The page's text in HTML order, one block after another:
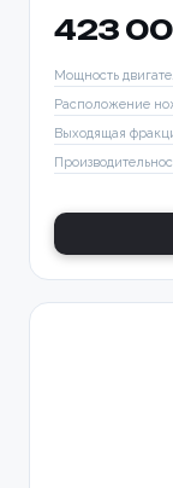
423
Мощность
Расположение
Выходящая